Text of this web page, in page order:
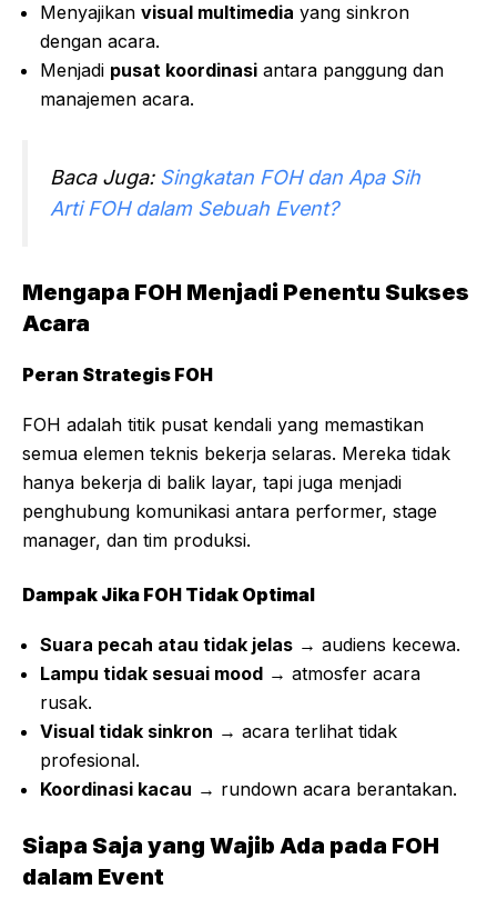
Menyajikan visual multimedia yang sinkron
dengan acara.
Menjadi pusat koordinasi antara panggung dan
manajemen acara.
Baca Juga: Singkatan FOH dan Apa Sih
Arti FOH dalam Sebuah Event?
Mengapa FOH Menjadi Penentu Sukses
Acara
Peran Strategis FOH
FOH adalah titik pusat kendali yang memastikan
semua elemen teknis bekerja selaras. Mereka tidak
hanya bekerja di balik layar, tapi juga menjadi
penghubung komunikasi antara performer, stage
manager, dan tim produksi.
Dampak Jika FOH Tidak Optimal
Suara pecah atau tidak jelas → audiens kecewa.
Lampu tidak sesuai mood → atmosfer acara
rusak.
Visual tidak sinkron → acara terlihat tidak
profesional.
Koordinasi kacau → rundown acara berantakan.
Siapa Saja yang Wajib Ada pada FOH
dalam Event